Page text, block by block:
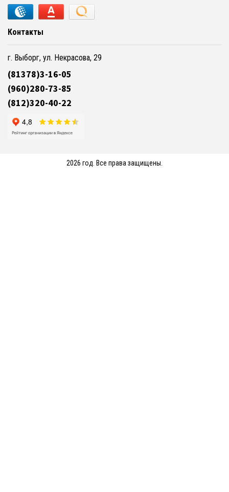
Контакты
г. Выборг, ул. Некрасова, 29
(81378)3-16-05
(960)280-73-85
(812)320-40-22
2026 год. Все права защищены.